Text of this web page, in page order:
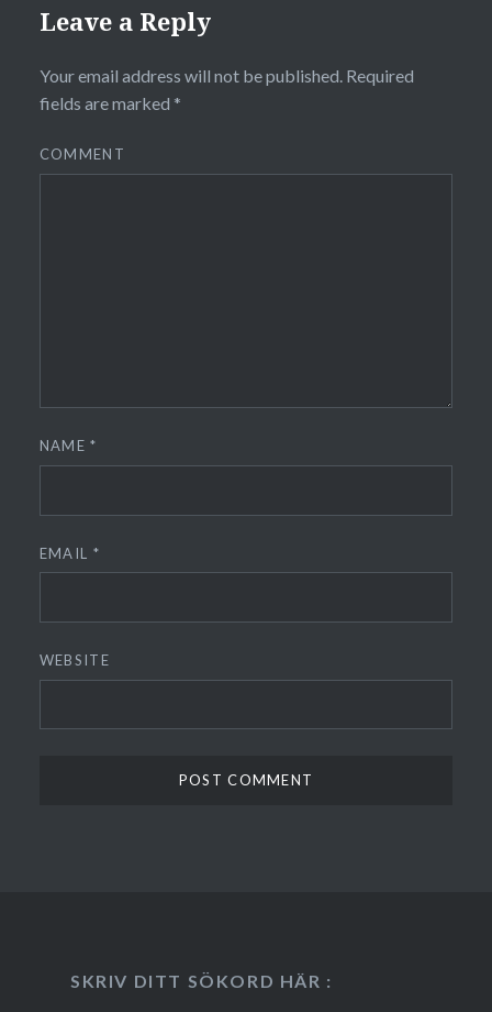
Leave a Reply
Your email address will not be published.Required
fields are marked *
COMMENT
NAME*
EMAIL *
WEBSITE
SKRIV DITT SÖKORD HÄR :